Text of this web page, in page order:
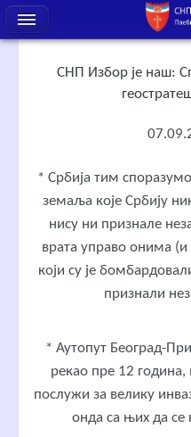
СНП Избор је наш:
* Србија тим
земаља које Србију
нису ни признале
врата управо онима
који су је
признали
* Аутопут Београд-
рекао пре 12
послужи за велику
онда са њих да се